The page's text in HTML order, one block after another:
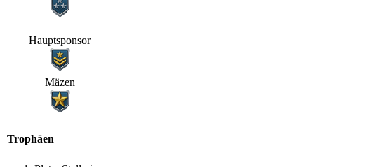
Hauptsponsor
Mäzen
Trophäen